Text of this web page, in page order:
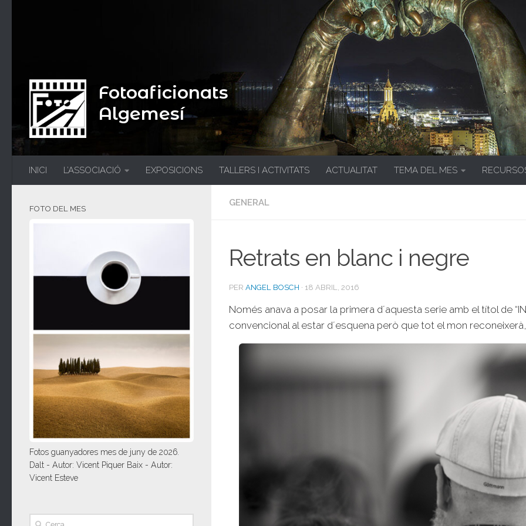
Fotoaficionats
Algemesí
INICI L’ASSOCIACIÓ EXPOSICIONS TALLERS I ACTIVITATS ACTUALITAT TEMA DEL MES
GENERAL
Retrats en blanc i negre
PER ANGEL BOSCH · 18 ABRIL, 2016
Només anava a posar la primera d´aquesta serie amb el títol de
convencional al estar d´esquena però que tot el mon
FOTO DEL MES
Fotos guanyadores mes de juny de 2026.
Dalt - Autor: Vicent Piquer Baix - Autor:
Vicent Esteve